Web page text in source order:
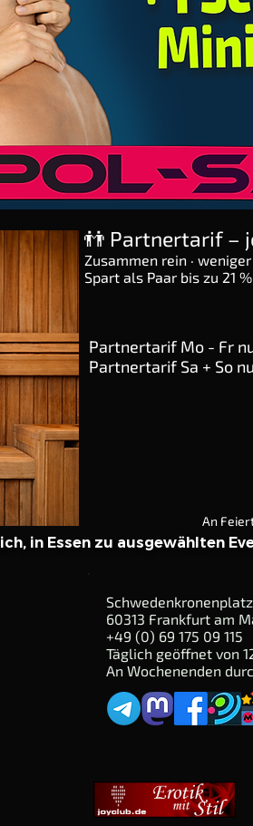
​👬 Partnertarif –
Zusammen rein ·
Spart als Paar bis zu 21 %
Partnertarif Mo - Fr
Partnertarif Sa + So
An
in Essen zu ausgewählten
60313 Frankfurt am
+49 (0) 69 175 09 115
Täglich geöffnet von
An Wochenenden